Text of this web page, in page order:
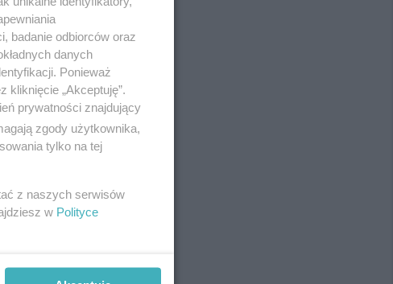
badanie odbiorców oraz
danych
Ponieważ
kliknięcie „Akceptuję”.
prywatności znajdujący
zgody użytkownika,
tylko na tej
z naszych serwisów
w Polityce